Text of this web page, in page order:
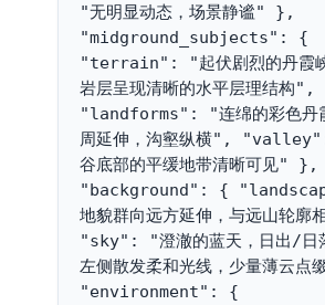
"无明显动态，场景静谧" },
"midground_subjects": {
"terrain": "起伏剧烈的丹霞峡
岩层呈现清晰的水平层理结构",
"landforms": "连绵的彩色丹
周延伸，沟壑纵横",
谷底部的平缓地带清晰可见" },
"background": {
地貌群向远方延伸，与远山轮廓
"sky": "澄澈的蓝天，日出/日
左侧散发柔和光线，少量薄云
"environment": {